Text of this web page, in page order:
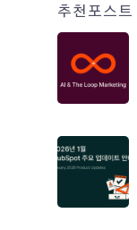
추천포스트